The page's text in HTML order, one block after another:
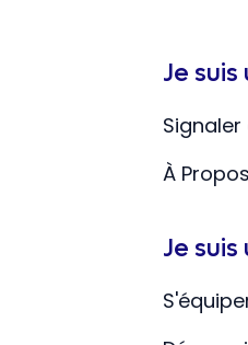
Je
À Propos
Je